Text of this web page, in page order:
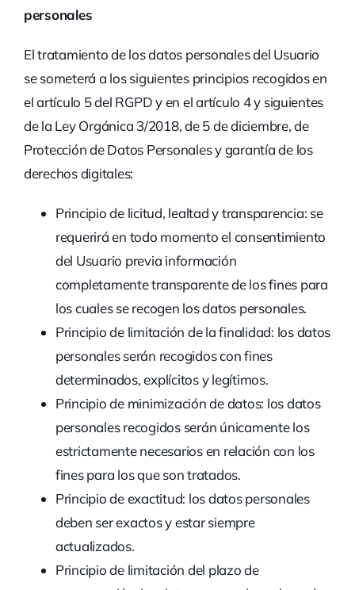
personales
El tratamiento de los datos personales del Usuario
se someterá a los siguientes principios recogidos en
el artículo 5 del RGPD y en el artículo 4 y siguientes
de la Ley Orgánica 3/2018, de 5 de diciembre, de
Protección de Datos Personales y garantía de los
derechos digitales:
Principio de licitud, lealtad y transparencia: se
requerirá en todo momento el consentimiento
del Usuario previa información
completamente transparente de los fines para
los cuales se recogen los datos personales.
Principio de limitación de la finalidad: los datos
personales serán recogidos con fines
determinados, explícitos y legítimos.
Principio de minimización de datos: los datos
personales recogidos serán únicamente los
estrictamente necesarios en relación con los
fines para los que son tratados.
Principio de exactitud: los datos personales
deben ser exactos y estar siempre
actualizados.
Principio de limitación del plazo de